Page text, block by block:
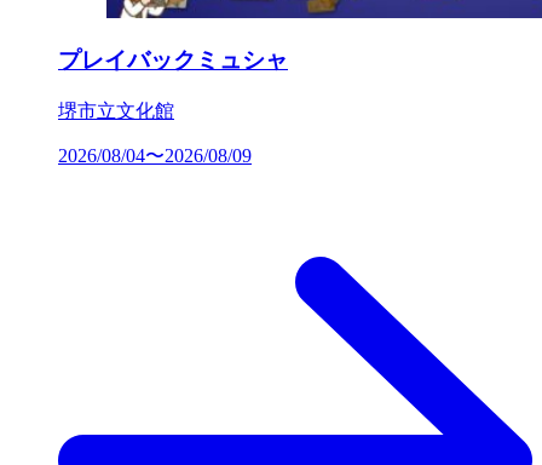
プレイバックミュシャ
堺市立文化館
2026/08/04〜2026/08/09